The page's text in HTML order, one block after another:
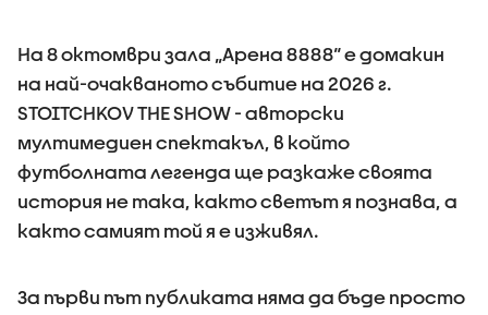
На 8 октомври зала „Арена 8888“ е домакин
на най-очакваното събитие на 2026 г.
STOITCHKOV THE SHOW - авторски
мултимедиен спектакъл, в който
футболната легенда ще разкаже своята
история не така, както светът я познава, а
както самият той я е изживял.
За първи път публиката няма да бъде просто